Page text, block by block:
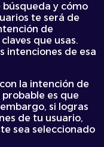
y cómo
te será de
de
que usas.
intenciones de esa
la intención de
es que
si logras
de tu usuario,
sea seleccionado